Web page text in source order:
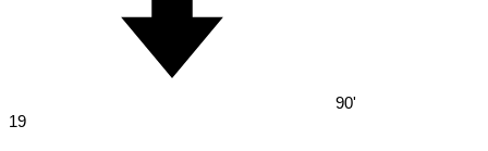
90'
19